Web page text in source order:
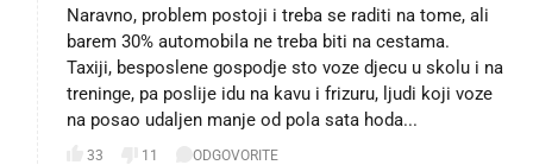
Naravno, problem postoji i treba se raditi na tome, ali
barem 30% automobila ne treba biti na cestama.
Taxiji, besposlene gospodje sto voze djecu u skolu i na
treninge, pa poslije idu na kavu i frizuru, ljudi koji voze
na posao udaljen manje od pola sata hoda...
33 11 ODGOVORITE